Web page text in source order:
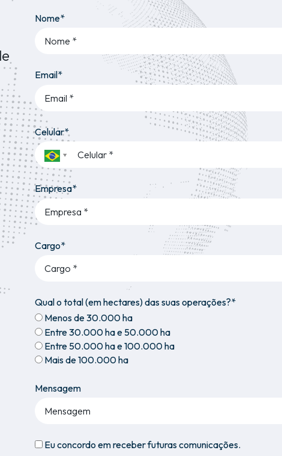
Nome*
Email*
Celular*
Empresa*
Cargo*
Qual o total (em hectares) das suas operações?*
Menos de 30.000 ha
Entre 30.000 ha e 50.000 ha
Entre 50.000 ha e 100.000 ha
Mais de 100.000 ha
Mensagem
Eu concordo em receber futuras comunicações.